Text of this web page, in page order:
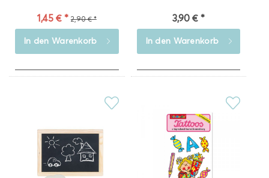
1,45 € * 2,90 € *
In den Warenkorb
3,90 € *
In den Warenkorb